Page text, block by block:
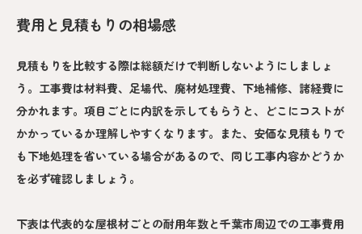
費用と見積もりの相場感
見積もりを比較する際は総額だけで判断しないようにしましょ
う。工事費は材料費、足場代、廃材処理費、下地補修、諸経費に
分かれます。項目ごとに内訳を示してもらうと、どこにコストが
かかっているか理解しやすくなります。また、安価な見積もりで
も下地処理を省いている場合があるので、同じ工事内容かどうか
を必ず確認しましょう。
下表は代表的な屋根材ごとの耐用年数と千葉市周辺での工事費用